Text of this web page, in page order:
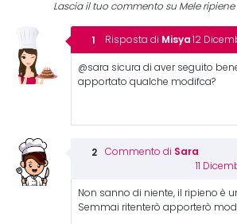
Lascia il tuo commento su Mele
Risposta di Misya 12
@sara sicura di aver seguito
apportato qualche modifca?
Commento di Sara
11
Non sanno di niente, il ripieno è
Semmai ritenterò apporterò